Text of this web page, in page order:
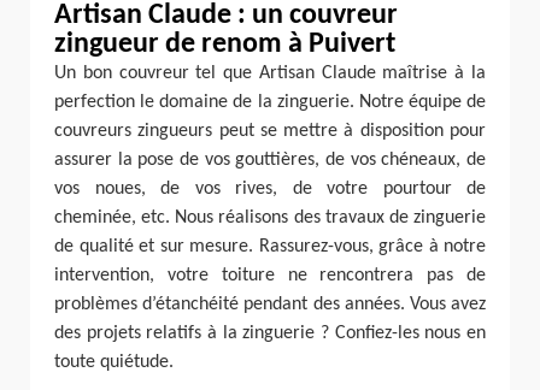
Artisan Claude : un couvreur
zingueur de renom à Puivert
Un bon couvreur tel que Artisan Claude maîtrise à la
perfection le domaine de la zinguerie. Notre équipe de
couvreurs zingueurs peut se mettre à disposition pour
assurer la pose de vos gouttières, de vos chéneaux, de
vos noues, de vos rives, de votre pourtour de
cheminée, etc. Nous réalisons des travaux de zinguerie
de qualité et sur mesure. Rassurez-vous, grâce à notre
intervention, votre toiture ne rencontrera pas de
problèmes d’étanchéité pendant des années. Vous avez
des projets relatifs à la zinguerie ? Confiez-les nous en
toute quiétude.